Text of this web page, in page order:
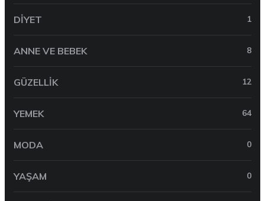
DIYET 1
ANNE VE BEBEK 8
GÜZELLIK 12
YEMEK 64
MODA 0
YAŞAM 0